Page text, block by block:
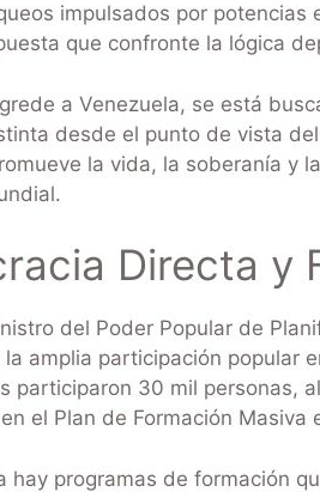
impulsados por
que confronte la lógica
a Venezuela, se está
desde el punto de vista
la vida, la soberanía y
Directa y
del Poder Popular de
amplia participación popular
participaron 30 mil personas,
el Plan de Formación Masiva
hay programas de formación